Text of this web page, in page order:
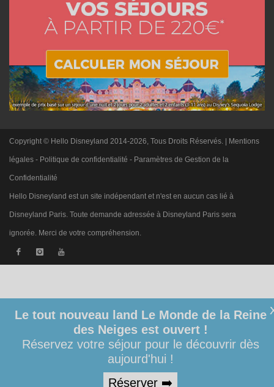
Copyright © Hello Disneyland 2014-2026, Tous Droits Réservés. | Mentions
légales - Politique de confidentialité - Paramètres de Gestion de la
Confidentialité
Hello Disneyland est un site indépendant et n'est en aucun cas lié à
Disneyland Paris. Toute demande adressée à Disneyland Paris sera
ignorée. Merci de votre compréhension.
Le tout nouveau land Le Monde de la Reine
des Neiges est ouvert !
Réservez votre séjour pour le découvrir dès
aujourd'hui !
Réserver ➡️